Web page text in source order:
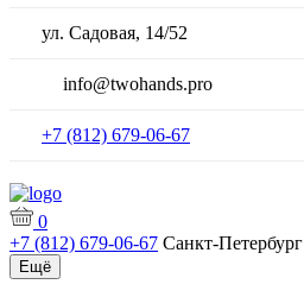
ул. Садовая, 14/52
info@twohands.pro
+7 (812) 679-06-67
0
+7 (812) 679-06-67 Санкт-Петербург
Ещё